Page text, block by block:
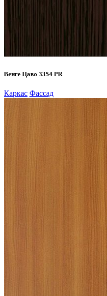
Венге Цаво 3354 PR
Каркас Фассад